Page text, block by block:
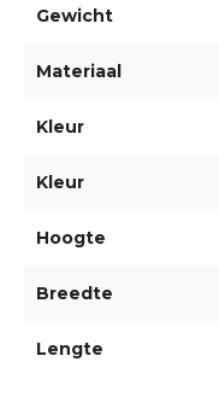
Gewicht
Materiaal
Kleur
Kleur
Hoogte
Breedte
Lengte